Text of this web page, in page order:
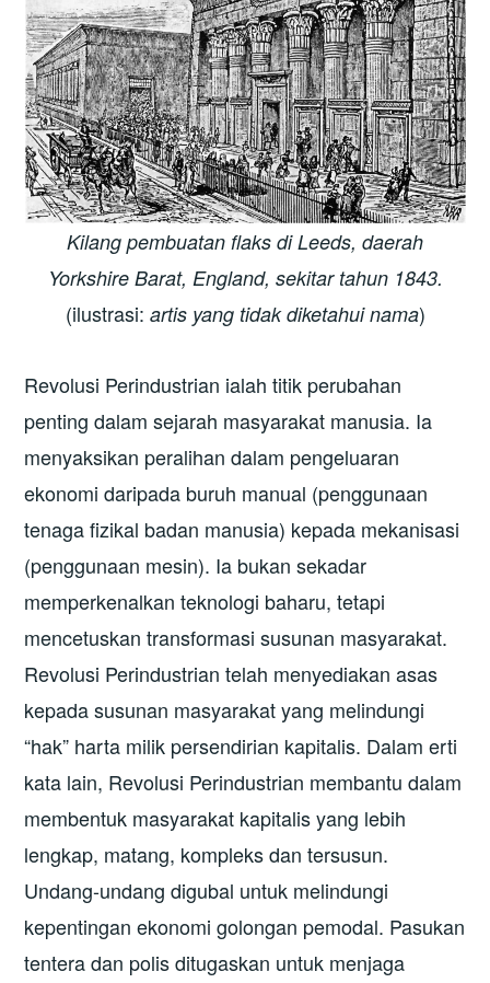
Kilang pembuatan flaks di Leeds, daerah
Yorkshire Barat, England, sekitar tahun 1843.
(ilustrasi: artis yang tidak diketahui nama)
Revolusi Perindustrian ialah titik perubahan
penting dalam sejarah masyarakat manusia. Ia
menyaksikan peralihan dalam pengeluaran
ekonomi daripada buruh manual (penggunaan
tenaga fizikal badan manusia) kepada mekanisasi
(penggunaan mesin). Ia bukan sekadar
memperkenalkan teknologi baharu, tetapi
mencetuskan transformasi susunan masyarakat.
Revolusi Perindustrian telah menyediakan asas
kepada susunan masyarakat yang melindungi
“hak” harta milik persendirian kapitalis. Dalam erti
kata lain, Revolusi Perindustrian membantu dalam
membentuk masyarakat kapitalis yang lebih
lengkap, matang, kompleks dan tersusun.
Undang-undang digubal untuk melindungi
kepentingan ekonomi golongan pemodal. Pasukan
tentera dan polis ditugaskan untuk menjaga